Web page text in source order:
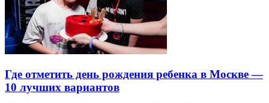
Где отметить день рождения ребенка в Москве —
10 лучших вариантов